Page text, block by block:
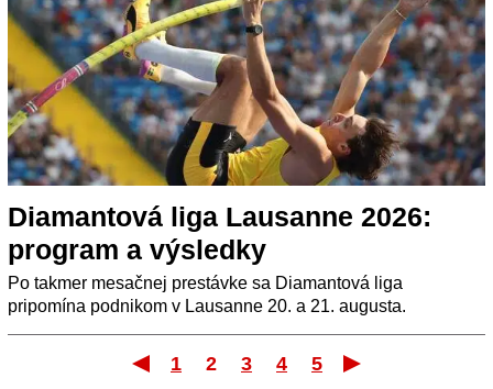
Diamantová liga Lausanne 2026:
program a výsledky
Po takmer mesačnej prestávke sa Diamantová liga
pripomína podnikom v Lausanne 20. a 21. augusta.
Prvý
1 2 3 4 5